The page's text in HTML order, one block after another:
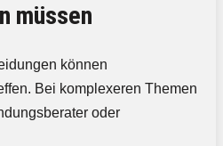
müssen
können
Bei komplexeren Themen
oder